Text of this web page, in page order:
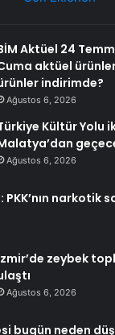
Aktüel 24
aktüel
indirimde?
Ağustos 6, 2026
Kültür Yolu
Ağustos 6, 2026
narkotik
zeybek
Ağustos 6, 2026
bugün neden